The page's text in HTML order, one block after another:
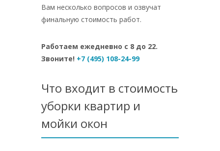
Вам несколько вопросов и озвучат
финальную стоимость работ.
Работаем ежедневно с 8 до 22.
Звоните! +7 (495) 108-24-99
Что входит в стоимость
уборки квартир и
мойки окон